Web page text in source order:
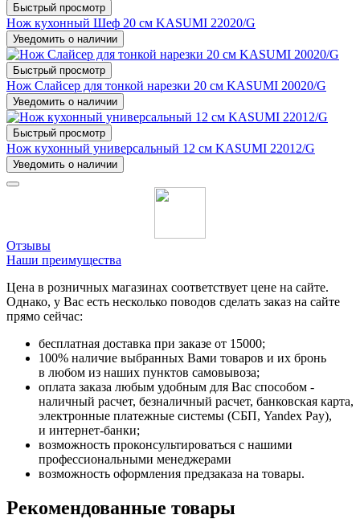
Быстрый просмотр
Нож кухонный Шеф 20 см KASUMI 22020/G
Уведомить о наличии
Быстрый просмотр
Нож Слайсер для тонкой нарезки 20 см KASUMI 20020/G
Уведомить о наличии
Быстрый просмотр
Нож кухонный универсальный 12 см KASUMI 22012/G
Уведомить о наличии
Отзывы
Наши преимущества
Цена в розничных магазинах соответствует цене на сайте.
Однако, у Вас есть несколько поводов сделать заказ на сайте
прямо сейчас:
бесплатная доставка при заказе от 15000;
100% наличие выбранных Вами товаров и их бронь
в любом из наших пунктов самовывоза;
оплата заказа любым удобным для Вас способом -
наличный расчет, безналичный расчет, банковская карта,
электронные платежные системы (СБП, Yandex Pay),
и интернет-банки;
возможность проконсультироваться с нашими
профессиональными менеджерами
возможность оформления предзаказа на товары.
Рекомендованные товары